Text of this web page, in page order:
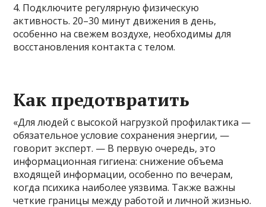
4. Подключите регулярную физическую
активность. 20–30 минут движения в день,
особенно на свежем воздухе, необходимы для
восстановления контакта с телом.
Как предотвратить
«Для людей с высокой нагрузкой профилактика —
обязательное условие сохранения энергии, —
говорит эксперт. — В первую очередь, это
информационная гигиена: снижение объема
входящей информации, особенно по вечерам,
когда психика наиболее уязвима. Также важны
четкие границы между работой и личной жизнью.